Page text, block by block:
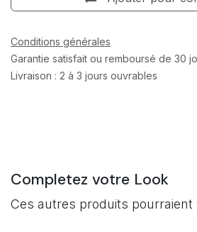
Conditions générales
Garantie satisfait ou remboursé de 30
Livraison : 2 à 3 jours ouvrables
Completez votre Look
Ces autres produits